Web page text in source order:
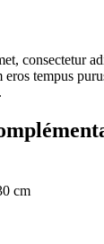
consectetur
tempus
cm